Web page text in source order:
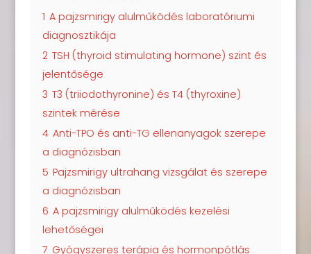
1 A pajzsmirigy alulműködés laboratóriumi
diagnosztikája
2 TSH (thyroid stimulating hormone) szint és
jelentősége
3 T3 (triiodothyronine) és T4 (thyroxine)
szintek mérése
4 Anti-TPO és anti-TG ellenanyagok szerepe
a diagnózisban
5 Pajzsmirigy ultrahang vizsgálat és szerepe
a diagnózisban
6 A pajzsmirigy alulműködés kezelési
lehetőségei
7 Gyógyszeres terápia és hormonpótlás